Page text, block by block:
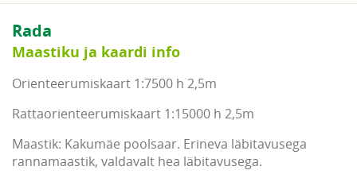
Rada
Maastiku ja kaardi info
Orienteerumiskaart 1:7500 h 2,5m
Rattaorienteerumiskaart 1:15000 h 2,5m
Maastik: Kakumäe poolsaar. Erineva läbitavusega
rannamaastik, valdavalt hea läbitavusega.